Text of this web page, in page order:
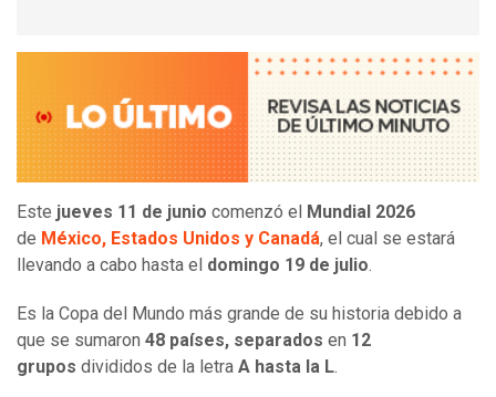
Este jueves 11 de junio comenzó el
Mundial 2026
de México, Estados Unidos y Canadá, el cual se estará
llevando a cabo hasta el domingo 19 de julio.
Es la Copa del Mundo más grande de su historia debido a
que se sumaron 48 países, separados en 12
grupos divididos de la letra A hasta la L.